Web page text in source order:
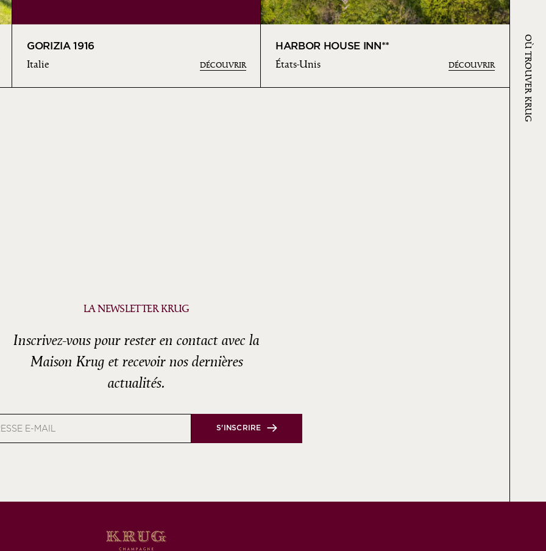
OÙ TROUVER KRUG
GORIZIA 1916
Italie DÉCOUVRIR
HARBOR HOUSE INN**
États-Unis DÉCOUVRIR
LA NEWSLETTER KRUG
Inscrivez-vous pour rester en contact avec la
Maison Krug et recevoir nos dernières
actualités.
S'INSCRIRE